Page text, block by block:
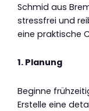
Schmid aus
stressfrei und
eine praktische
1. Planung
Beginne
Erstelle eine